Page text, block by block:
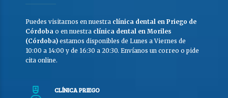
Puedes visitarnos en nuestra clínica dental en Priego de
Córdoba o en nuestra clínica dental en Moriles
(Córdoba) estamos disponibles de Lunes a Viernes de
10:00 a 14:00 y de 16:30 a 20:30. Envíanos un correo o pide
cita online.
CLÍNICA PRIEGO